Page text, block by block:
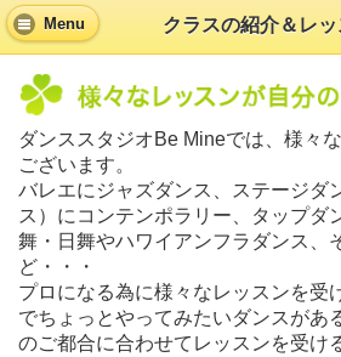
Menu
ダンススタジオBe Mineでは、様々
ございます。
バレエにジャズダンス、ステージダ
ス）にコンテンポラリー、タップダ
舞・日舞やハワイアンフラダンス、
ど・・・
プロになる為に様々なレッスンを受
でちょっとやってみたいダンスがあ
のご都合に合わせてレッスンを受け